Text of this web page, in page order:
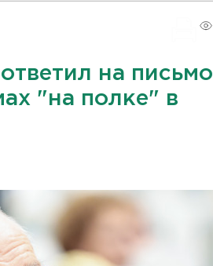
на письмо
"на полке" в